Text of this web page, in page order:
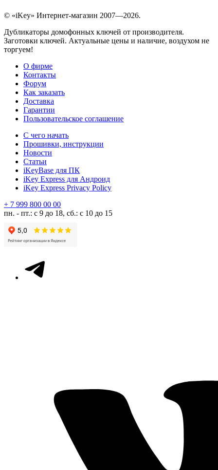
© «iKey» Интернет-магазин 2007—2026.
Дубликаторы домофонных ключей от производителя.
Заготовки ключей. Актуальные цены и наличие, воздухом не
торгуем!
О фирме
Контакты
Форум
Как заказать
Доставка
Гарантии
Пользовательское соглашение
С чего начать
Прошивки, инструкции
Новости
Статьи
iKeyBase для ПК
iKey Express для Андроид
iKey Express Privacy Policy
+ 7 999 800 00 00
пн. - пт.: с 9 до 18, сб.: с 10 до 15